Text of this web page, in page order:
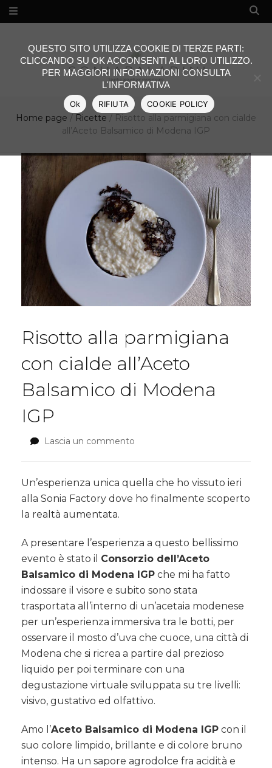
Home page / Ricette / Risotto alla parmigiana con cialde
all’Aceto Balsamico di Modena IGP
Risotto alla parmigiana
con cialde all’Aceto
Balsamico di Modena
IGP
Lascia un commento
parmigiana
con
cialde
di
Modena
IGP
Un’esperienza unica quella che ho vissuto ieri
alla Sonia Factory dove ho finalmente scoperto
la realtà aumentata.
A presentare l’esperienza a questo bellissimo
evento è stato il Consorzio dell’Aceto
Balsamico di Modena IGP che mi ha fatto
indossare il visore e subito sono stata
trasportata all’interno di un’acetaia modenese
per un’esperienza immersiva tra le botti, per
osservare il mosto d’uva che cuoce, una città di
Modena che si ricrea a partire dal prezioso
liquido per poi terminare con una
degustazione virtuale sviluppata su tre livelli:
visivo, gustativo ed olfattivo.
Amo l’Aceto Balsamico di Modena IGP con il
suo colore limpido, brillante e di colore bruno
intenso. Ha un sapore agrodolce fra acidità e
QUESTO SITO UTILIZZA COOKIE DI TERZE PARTI:
CLICCANDO SU OK ACCONSENTI AL LORO UTILIZZO.
PER MAGGIORI INFORMAZIONI CONSULTA
L'INFORMATIVA
Ok RIFIUTA COOKIE POLICY